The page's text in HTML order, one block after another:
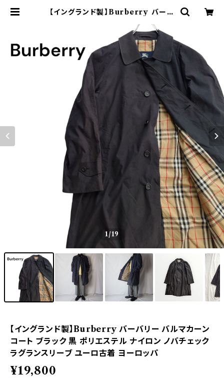
【イングランド製】Burberry バーバ
ポリエステル ナイロン ノバチェック
ラグランスリーブ ユーロ古着 ヨーロ
ッパ | オンライン古着屋 9chord
1/19
【イングランド製】Burberry バーバリー バルマカーン
コート ブラック 黒 ポリエステル ナイロン ノバチェック
ラグランスリーブ ユーロ古着 ヨーロッパ
¥19,800